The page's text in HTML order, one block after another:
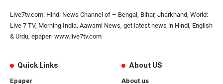
Live7tv.com: Hindi News Channel of – Bengal, Bihar, Jharkhand, World:
Live 7 TV, Morning India, Aawami News, get latest news in Hindi, English
& Urdu, epaper- www.live7tv.com
Quick Links
Epaper
About US
About us